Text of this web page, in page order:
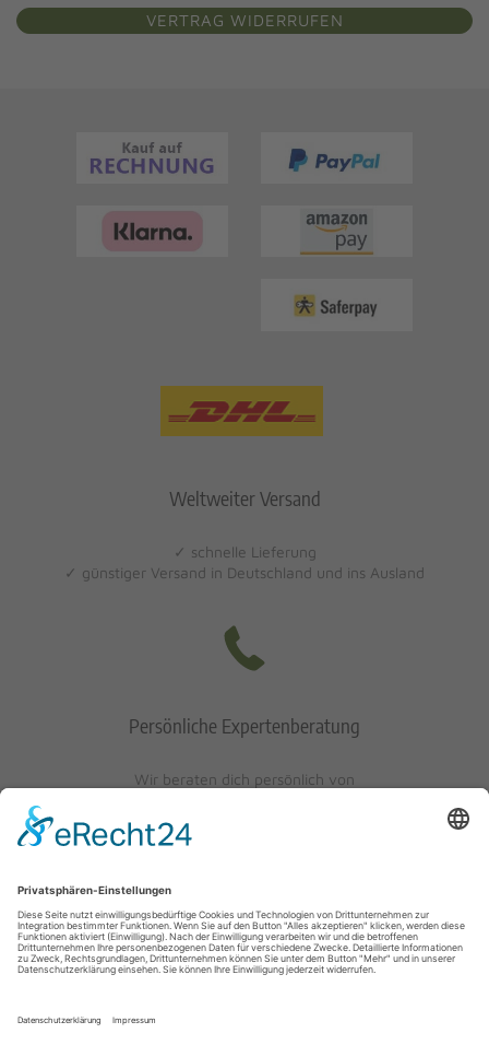
VERTRAG WIDERRUFEN
Weltweiter Versand
✓ schnelle Lieferung
✓ günstiger Versand in Deutschland und ins Ausland
Persönliche Expertenberatung
Wir beraten dich persönlich von
0621/405401-10